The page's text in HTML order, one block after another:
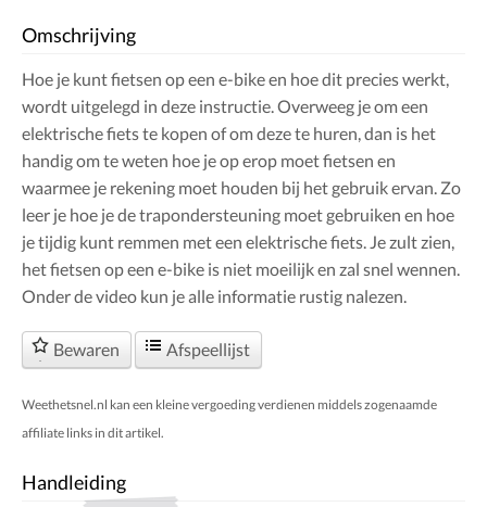
Omschrijving
Hoe je kunt fietsen op een e-bike en hoe dit precies werkt,
wordt uitgelegd in deze instructie. Overweeg je om een
elektrische fiets te kopen of om deze te huren, dan is het
handig om te weten hoe je op erop moet fietsen en
waarmee je rekening moet houden bij het gebruik ervan. Zo
leer je hoe je de trapondersteuning moet gebruiken en hoe
je tijdig kunt remmen met een elektrische fiets. Je zult zien,
het fietsen op een e-bike is niet moeilijk en zal snel wennen.
Onder de video kun je alle informatie rustig nalezen.
Bewaren Afspeellijst
Weethetsnel.nl kan een kleine vergoeding verdienen middels zogenaamde
affiliate links in dit artikel.
Handleiding